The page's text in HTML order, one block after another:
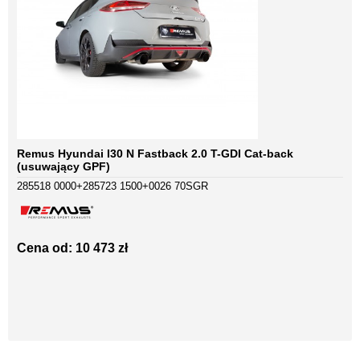
Remus Hyundai I30 N Fastback 2.0 T-GDI Cat-back
(usuwający GPF)
285518 0000+285723 1500+0026 70SGR
Cena od: 10 473 zł